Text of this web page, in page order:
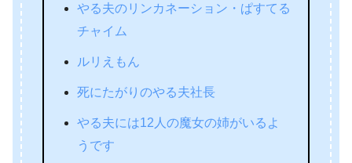
やる夫のリンカネーション・ぱすてる
チャイム
ルリえもん
死にたがりのやる夫社長
やる夫には12人の魔女の姉がいるよ
うです